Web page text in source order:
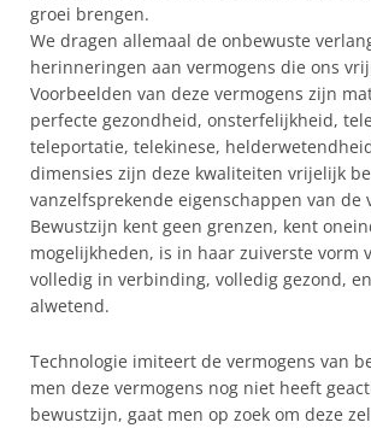
groei brengen.
We dragen allemaal de onbewuste
herinneringen aan vermogens die ons
Voorbeelden van deze vermogens zijn
perfecte gezondheid, onsterfelijkheid,
teleportatie, telekinese,
dimensies zijn deze kwaliteiten vrijelijk
vanzelfsprekende eigenschappen van de
Bewustzijn kent geen grenzen, kent
mogelijkheden, is in haar zuiverste vorm
volledig in verbinding, volledig gezond,
alwetend.
Technologie imiteert de vermogens van
men deze vermogens nog niet heeft
bewustzijn, gaat men op zoek om deze